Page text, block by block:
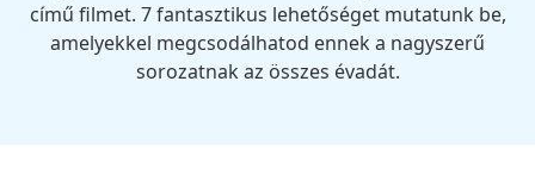
című filmet. 7 fantasztikus lehetőséget mutatunk be,
amelyekkel megcsodálhatod ennek a nagyszerű
sorozatnak az összes évadát.